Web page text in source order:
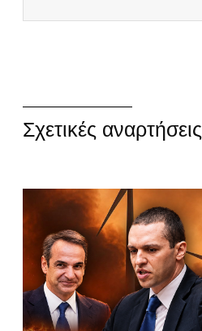
Σχετικές αναρτήσεις